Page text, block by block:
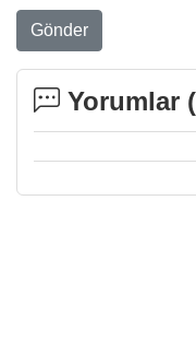
Gönder
Yorumlar (